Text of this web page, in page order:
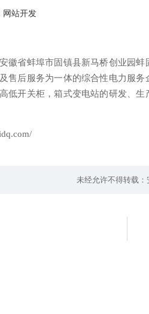
网站开发
省蚌埠市固镇县新马桥创业园蚌
售后服务为一体的综合性电力服
低开关柜，箱式变电站的研发、
未经允许不得转载：